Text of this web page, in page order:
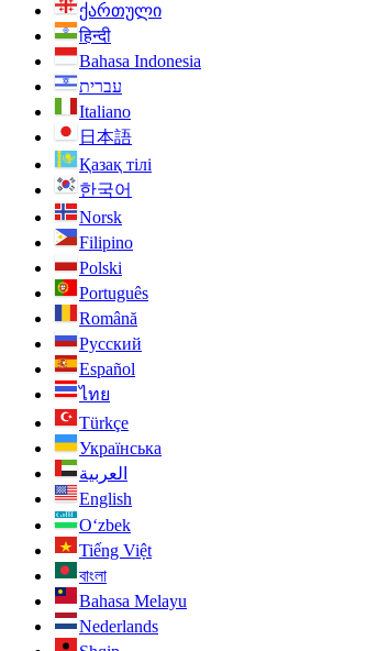
ქართული
हिन्दी
Bahasa Indonesia
עברית
Italiano
日本語
Қазақ тілі
한국어
Norsk
Filipino
Polski
Português
Română
Русский
Español
ไทย
Türkçe
Українська
العربية
English
O‘zbek
Tiếng Việt
বাংলা
Bahasa Melayu
Nederlands